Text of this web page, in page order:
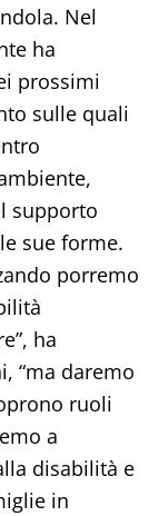
Nel
ha
prossimi
sulle quali
supporto
sue forme.
porremo
ha
“ma daremo
ruoli
a
disabilità e
in